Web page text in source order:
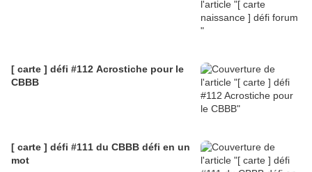
[ carte ] défi #112 Acrostiche pour le
CBBB
[ carte ] défi #111 du CBBB défi en un
mot